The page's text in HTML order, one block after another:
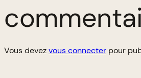
Vous devezvous connecter pour